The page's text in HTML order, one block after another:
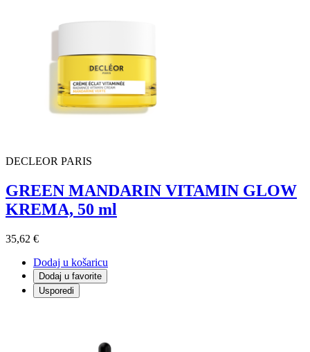
DECLEOR PARIS
GREEN MANDARIN VITAMIN GLOW
KREMA, 50 ml
35,62 €
Dodaj u košaricu
Dodaj u favorite
Usporedi